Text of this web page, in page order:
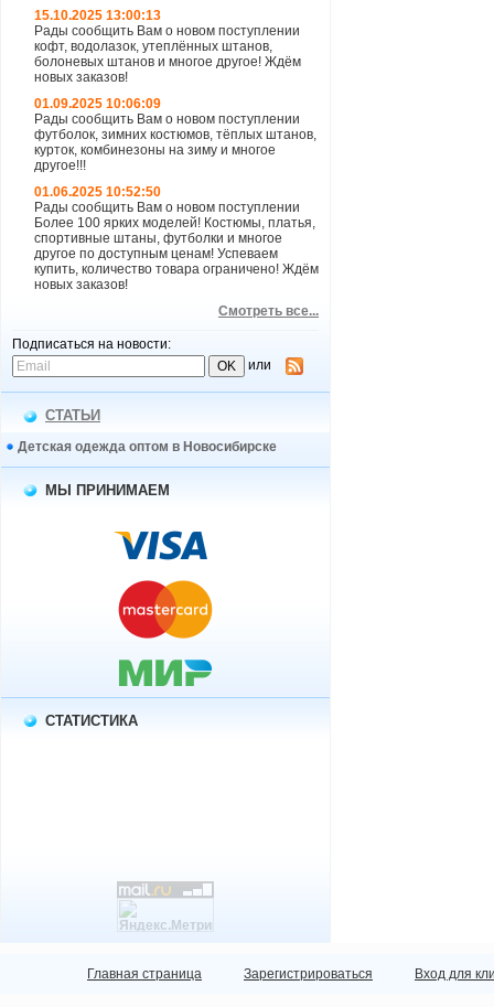
15.10.2025 13:00:13
Рады сообщить Вам о новом поступлении
кофт, водолазок, утеплённых штанов,
болоневых штанов и многое другое! Ждём
новых заказов!
01.09.2025 10:06:09
Рады сообщить Вам о новом поступлении
футболок, зимних костюмов, тёплых штанов,
курток, комбинезоны на зиму и многое
другое!!!
01.06.2025 10:52:50
Рады сообщить Вам о новом поступлении
Более 100 ярких моделей! Костюмы, платья,
спортивные штаны, футболки и многое
другое по доступным ценам! Успеваем
купить, количество товара ограничено! Ждём
новых заказов!
Смотреть все...
Подписаться на новости:
или
СТАТЬИ
Детская одежда оптом в Новосибирске
МЫ ПРИНИМАЕМ
СТАТИСТИКА
Главная страница Зарегистрироваться Вход для